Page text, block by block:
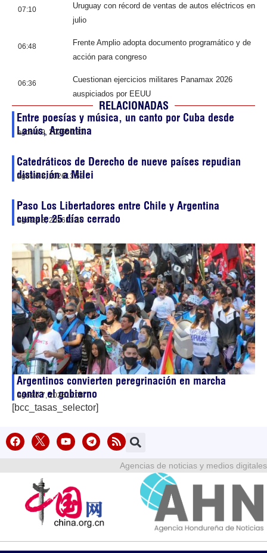
07:10
Uruguay con récord de ventas de autos eléctricos en
julio
06:48
Frente Amplio adopta documento programático y de
acción para congreso
06:36
Cuestionan ejercicios militares Panamax 2026
auspiciados por EEUU
RELACIONADAS
Entre poesías y música, un canto por Cuba desde
Lanús, Argentina
agosto 9, 202600:33
Catedráticos de Derecho de nueve países repudian
distinción a Milei
agosto 8, 202613:59
Paso Los Libertadores entre Chile y Argentina
cumple 25 días cerrado
agosto 8, 202613:10
Argentinos convierten peregrinación en marcha
contra el gobierno
agosto 7, 202611:08
[bcc_tasas_selector]
Agencias de noticias y medios digitales